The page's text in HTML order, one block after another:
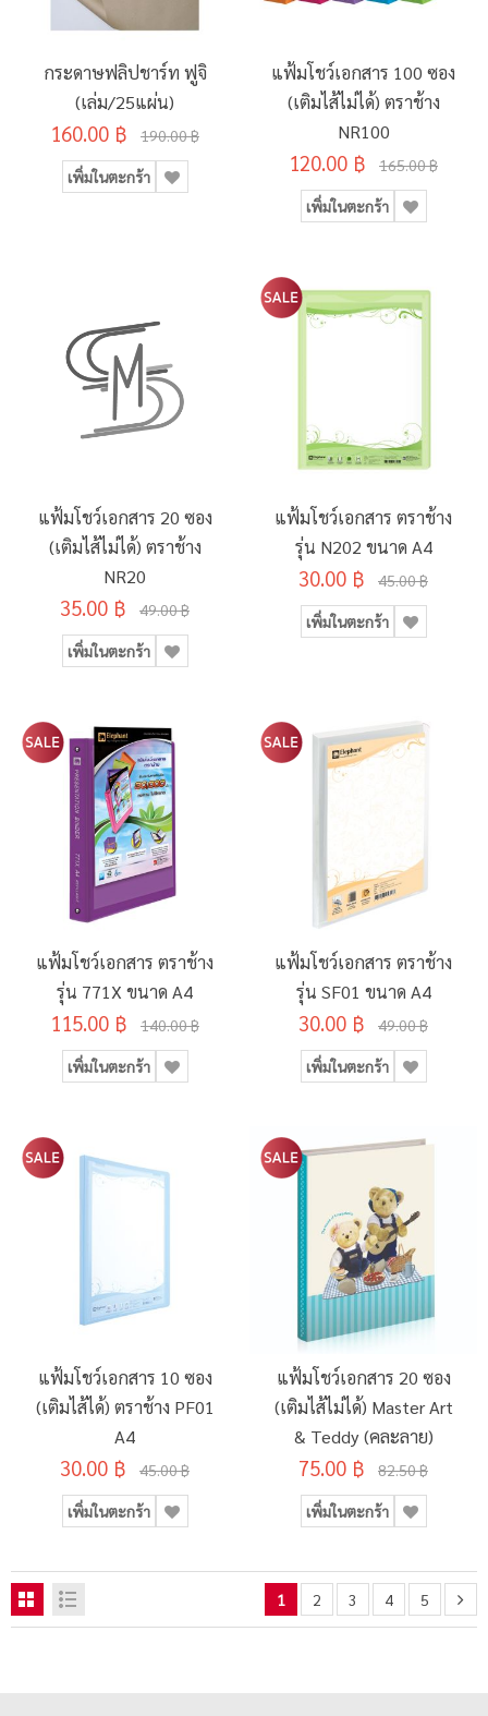
กระดาษฟลิปชาร์ท ฟูจิ
(เล่ม/25แผ่น)
160.00 ฿ 190.00 ฿
เพิ่มในตะกร้า
แฟ้มโชว์เอกสาร 100 ซอง
(เติมไส้ไม่ได้) ตราช้าง
NR100
120.00 ฿ 165.00 ฿
เพิ่มในตะกร้า
แฟ้มโชว์เอกสาร 20 ซอง
(เติมไส้ไม่ได้) ตราช้าง
NR20
35.00 ฿ 49.00 ฿
เพิ่มในตะกร้า
แฟ้มโชว์เอกสาร ตราช้าง
รุ่น N202 ขนาด A4
30.00 ฿ 45.00 ฿
เพิ่มในตะกร้า
แฟ้มโชว์เอกสาร ตราช้าง
รุ่น 771X ขนาด A4
115.00 ฿ 140.00 ฿
เพิ่มในตะกร้า
แฟ้มโชว์เอกสาร ตราช้าง
รุ่น SF01 ขนาด A4
30.00 ฿ 49.00 ฿
เพิ่มในตะกร้า
แฟ้มโชว์เอกสาร 10 ซอง
(เติมไส้ได้) ตราช้าง PF01
A4
30.00 ฿ 45.00 ฿
เพิ่มในตะกร้า
แฟ้มโชว์เอกสาร 20 ซอง
(เติมไส้ไม่ได้) Master Art
& Teddy (คละลาย)
75.00 ฿ 82.50 ฿
เพิ่มในตะกร้า
1 2 3 4 5